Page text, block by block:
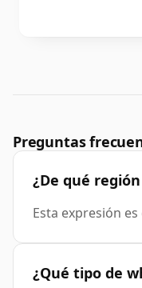
Preguntas
¿De qué
Esta expresión
¿Qué tipo de